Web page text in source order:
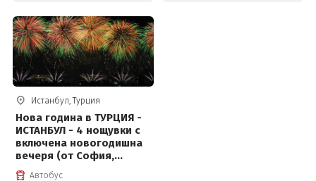
Истанбул, Турция
Нова година в ТУРЦИЯ -
ИСТАНБУЛ - 4 нощувки с
включена новогодишна
вечеря (от София,
Пловдив и Хасково)
Автобус